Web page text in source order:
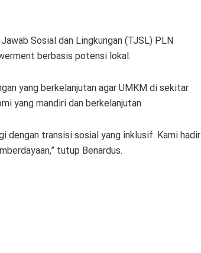
Sosial dan Lingkungan (TJSL) PLN
berbasis potensi lokal.
yang berkelanjutan agar UMKM di sekitar
yang mandiri dan berkelanjutan
dengan transisi sosial yang inklusif. Kami hadir
tutup Benardus.